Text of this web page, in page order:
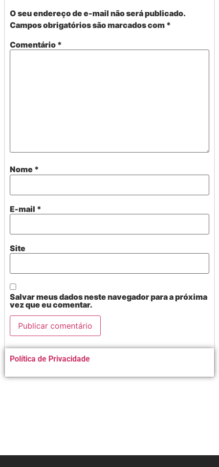
O seu endereço de e-mail não será publicado.
Campos obrigatórios são marcados com *
Comentário *
Nome *
E-mail *
Site
Salvar meus dados neste navegador para a próxima
vez que eu comentar.
Alternative:
Política de Privacidade